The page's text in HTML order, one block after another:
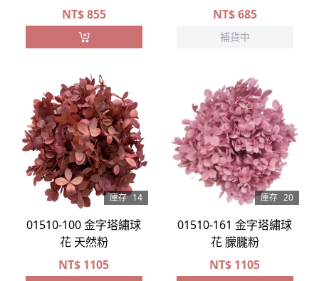
NT$855
NT$685
補貨中
庫存 14
01510-100 金字塔繡球
花 天然粉
NT$ 1105
庫存 20
01510-161 金字塔繡球
花 朦朧粉
NT$ 1105